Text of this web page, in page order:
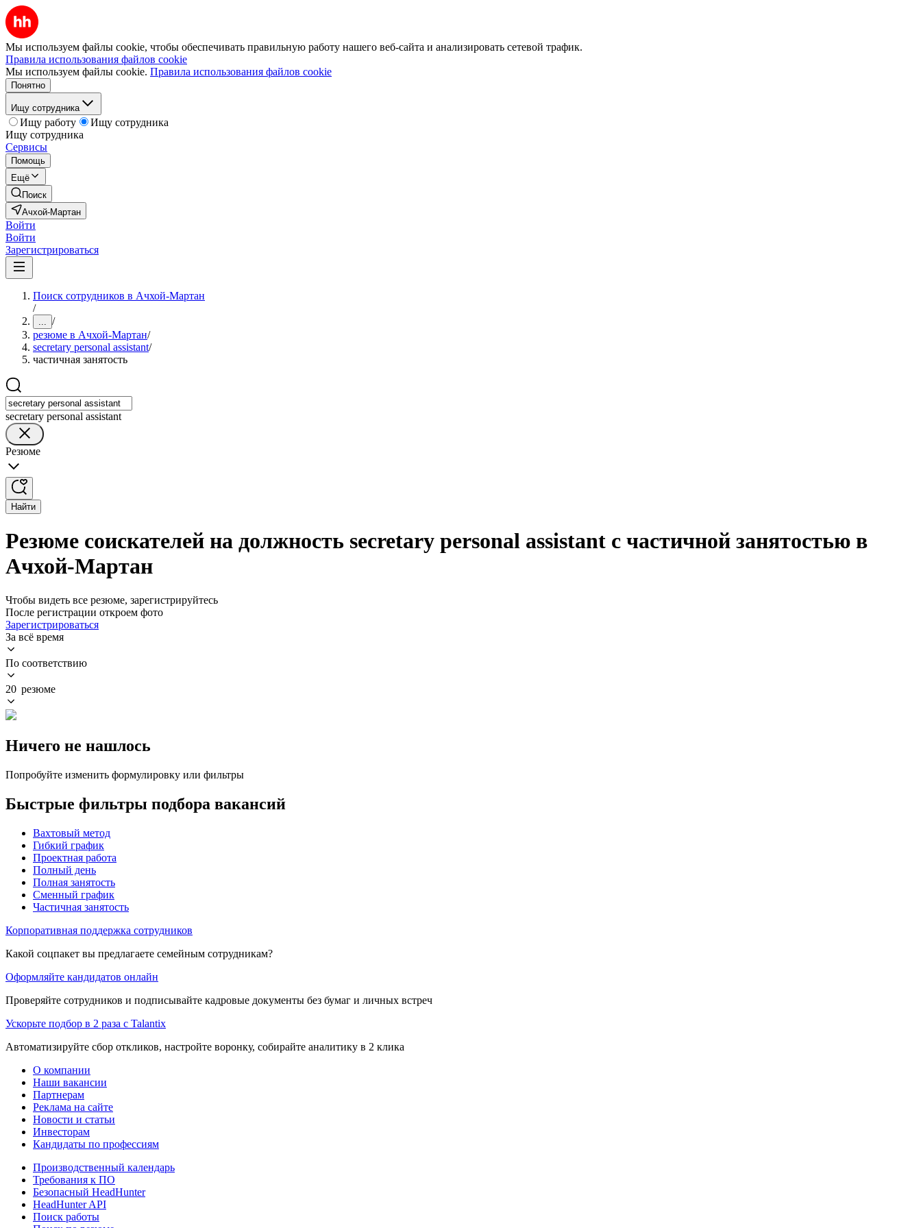
Мы используем файлы cookie, чтобы обеспечивать правильную работу нашего веб-сайта и анализировать сетевой трафик.
Правила использования файлов cookie
Мы используем файлы cookie. Правила использования файлов cookie
Понятно
Ищу сотрудника
Ищу работу
Ищу сотрудника
Ищу сотрудника
Сервисы
Помощь
Ещё
Поиск
Ачхой-Мартан
Войти
Войти
Зарегистрироваться
Поиск сотрудников в Ачхой-Мартан
/
... /
резюме в Ачхой-Мартан/
secretary personal assistant/
частичная занятость
secretary personal assistant
Резюме
Найти
Резюме соискателей на должность secretary personal assistant с частичной занятостью в
Ачхой-Мартан
Чтобы видеть все резюме, зарегистрируйтесь
После регистрации откроем фото
Зарегистрироваться
За всё время
По соответствию
20 резюме
Ничего не нашлось
Попробуйте изменить формулировку или фильтры
Быстрые фильтры подбора вакансий
Вахтовый метод
Гибкий график
Проектная работа
Полный день
Полная занятость
Сменный график
Частичная занятость
Корпоративная поддержка сотрудников
Какой соцпакет вы предлагаете семейным сотрудникам?
Оформляйте кандидатов онлайн
Проверяйте сотрудников и подписывайте кадровые документы без бумаг и личных встреч
Ускорьте подбор в 2 раза с Talantix
Автоматизируйте сбор откликов, настройте воронку, собирайте аналитику в 2 клика
О компании
Наши вакансии
Партнерам
Реклама на сайте
Новости и статьи
Инвесторам
Кандидаты по профессиям
Производственный календарь
Требования к ПО
Безопасный HeadHunter
HeadHunter API
Поиск работы